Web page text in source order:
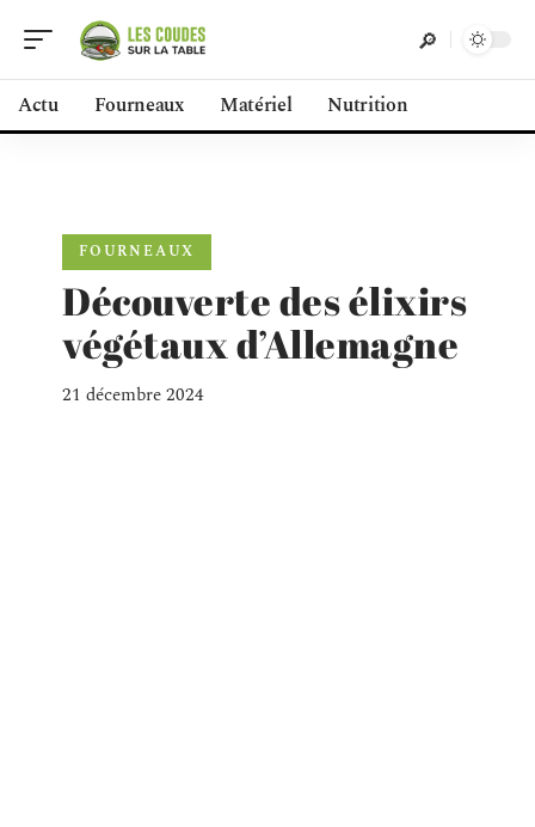
Actu Fourneaux Matériel Nutrition
FOURNEAUX
Découverte des élixirs
végétaux d’Allemagne
21 décembre 2024